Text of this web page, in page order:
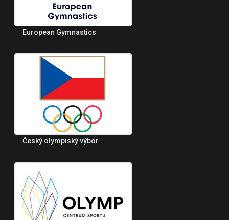
European Gymnastics
Český olympiský výbor